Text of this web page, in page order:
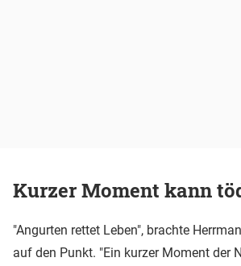
Kurzer Moment kann
"Angurten rettet Leben", brachte
auf den Punkt. "Ein kurzer Moment der